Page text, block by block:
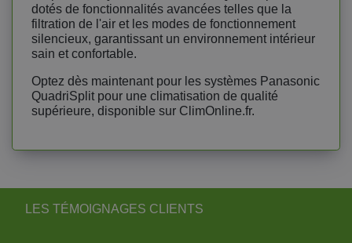
dotés de fonctionnalités avancées telles que la
filtration de l'air et les modes de fonctionnement
silencieux, garantissant un environnement intérieur
sain et confortable.
Optez dès maintenant pour les systèmes Panasonic
QuadriSplit pour une climatisation de qualité
supérieure, disponible sur ClimOnline.fr.
LES TÉMOIGNAGES CLIENTS